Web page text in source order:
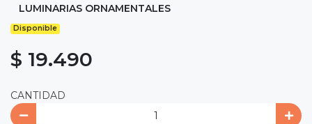
LUMINARIAS ORNAMENTALES
Disponible
$ 19.490
CANTIDAD